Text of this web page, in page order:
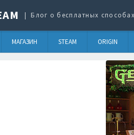
Блог о бесплатных
МАГАЗИН STEAM ORIGIN